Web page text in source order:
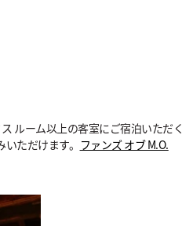
ルーム以上の客室にご宿泊いただく
ただけます。 ファンズ オブ M.O.